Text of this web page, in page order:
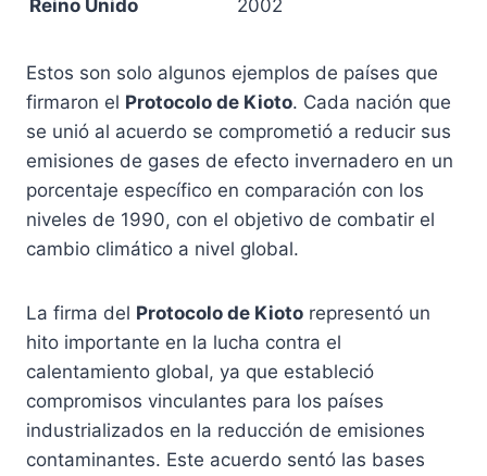
Reino Unido 2002
Estos son solo algunos ejemplos de países que
firmaron el Protocolo de Kioto. Cada nación que
se unió al acuerdo se comprometió a reducir sus
emisiones de gases de efecto invernadero en un
porcentaje específico en comparación con los
niveles de 1990, con el objetivo de combatir el
cambio climático a nivel global.
La firma del Protocolo de Kioto representó un
hito importante en la lucha contra el
calentamiento global, ya que estableció
compromisos vinculantes para los países
industrializados en la reducción de emisiones
contaminantes. Este acuerdo sentó las bases